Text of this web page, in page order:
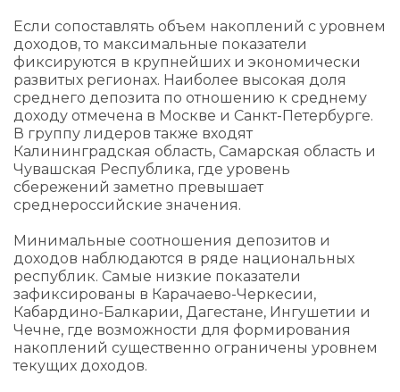
Если сопоставлять объем накоплений с уровнем
доходов, то максимальные показатели
фиксируются в крупнейших и экономически
развитых регионах. Наиболее высокая доля
среднего депозита по отношению к среднему
доходу отмечена в Москве и Санкт-Петербурге.
В группу лидеров также входят
Калининградская область, Самарская область и
Чувашская Республика, где уровень
сбережений заметно превышает
среднероссийские значения.
Минимальные соотношения депозитов и
доходов наблюдаются в ряде национальных
республик. Самые низкие показатели
зафиксированы в Карачаево-Черкесии,
Кабардино-Балкарии, Дагестане, Ингушетии и
Чечне, где возможности для формирования
накоплений существенно ограничены уровнем
текущих доходов.